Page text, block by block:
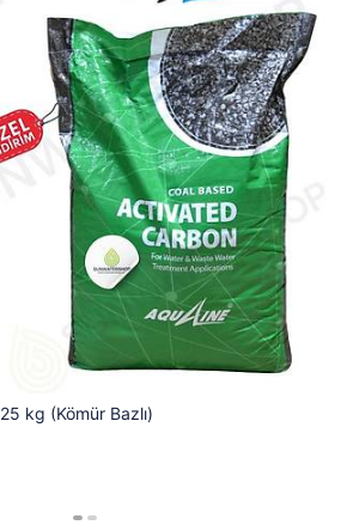
Aqualine Aktif Karbon 25 kg (Kömür Bazlı)